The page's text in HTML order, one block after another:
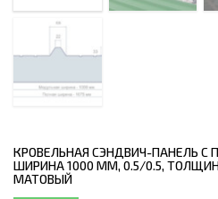
КРОВЕЛЬНАЯ СЭНДВИЧ-ПАНЕЛЬ С
ШИРИНА 1000 ММ, 0.5/0.5,
МАТОВЫЙ